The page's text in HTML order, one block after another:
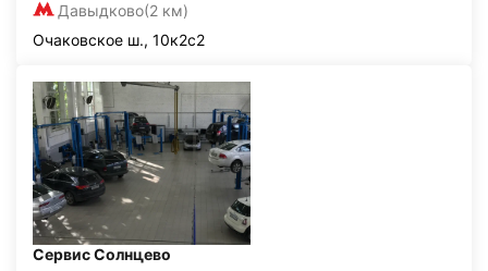
Давыдково(2 км)
Очаковское ш., 10к2с2
Сервис Солнцево